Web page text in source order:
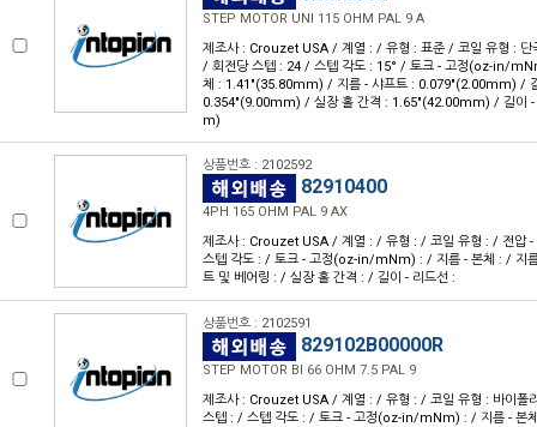
STEP MOTOR UNI 115 OHM PAL 9 A
제조사 : Crouzet USA / 계열 : / 유형 : 표준 / 코일 유형 : 단
/ 회전당 스텝 : 24 / 스텝 각도 : 15° / 토크 - 고정(oz-in/
체 : 1.41"(35.80mm) / 지름 - 샤프트 : 0.079"(2.00mm) /
0.354"(9.00mm) / 실장 홀 간격 : 1.65"(42.00mm) / 길이
m)
상품번호 : 2102592
82910400
4PH 165 OHM PAL 9 AX
제조사 : Crouzet USA / 계열 : / 유형 : / 코일 유형 : / 전압
스텝 각도 : / 토크 - 고정(oz-in/mNm) : / 지름 - 본체 : / 지
트 및 베어링 : / 실장 홀 간격 : / 길이 - 리드선 :
상품번호 : 2102591
829102B00000R
STEP MOTOR BI 66 OHM 7.5 PAL 9
제조사 : Crouzet USA / 계열 : / 유형 : / 코일 유형 : 바이폴
스텝 : / 스텝 각도 : / 토크 - 고정(oz-in/mNm) : / 지름 - 본